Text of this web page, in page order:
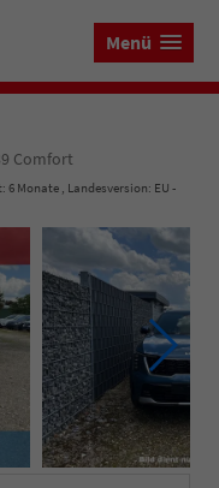
Menü
Comfort
6 Monate , Landesversion: EU -